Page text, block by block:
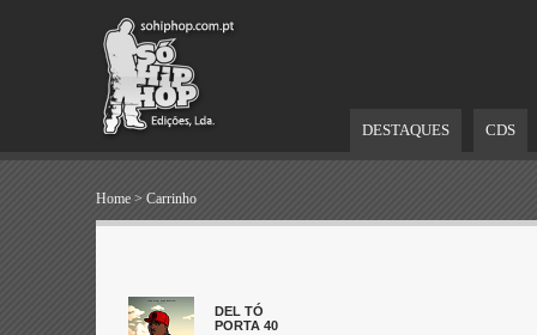
DESTAQUES CDS
Home > Carrinho
DEL TÓ
PORTA 40